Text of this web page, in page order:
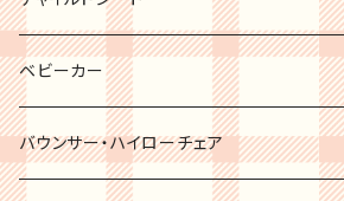
ベビーカー
バウンサー・ハイローチェア